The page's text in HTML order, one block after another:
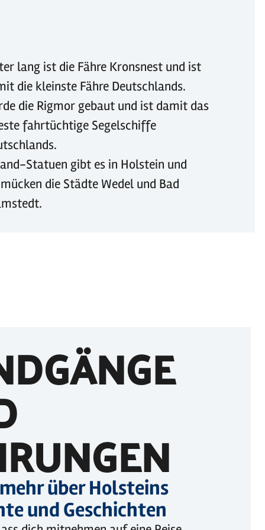
lang ist die Fähre Kronsnest und ist
die kleinste Fähre Deutschlands.
die Rigmor gebaut und ist damit das
fahrtüchtige Segelschiffe
Statuen gibt es in Holstein und
die Städte Wedel und Bad
über Holsteins
und Geschichten